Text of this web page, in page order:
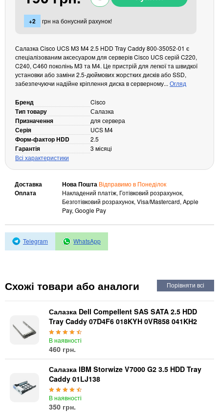
Аксесуари
Фильтри та стабілізатори
Павербанки
Кабелі, роз'єми, перехідники
Акумулятори
Зовнішні блоки живлення
Периферійні пристрої
Монітори
Клавіатури, миші, комплекти
IP-камери
Автономне живлення
Інвертори напруги
Акумулятори для ДБЖ
+2 грн на бонусний рахунок!
Салазка Cisco UCS M3 M4 2.5 HDD Tray Caddy 800-35052-01 є
спеціалізованим аксесуаром для серверів Cisco UCS серій C220,
C240, C460 поколінь M3 та M4. Це пристрій для легкої та швидкої
установки або заміни 2.5-дюймових жорстких дисків або SSD,
забезпечуючи надійне кріплення диска в серверному... Огляд
Бренд Cisco
Тип товару Салазка
Призначення для сервера
Серія UCS M4
Форм-фактор HDD 2.5
Гарантія
3 місяці
Всі характеристики
Доставка Нова Пошта Відправимо в Понеділок
Оплата
Накладений платіж, Готівковий розрахунок,
Безготівковий розрахунок, Visa/Mastercard, Apple
Pay, Google Pay
Telegram WhatsApp
Схожі товари або аналоги
Салазка Dell Compellent SAS SATA 2.5 HDD
Tray Caddy 07D4F6 018KYH 0VR858 041KH2
В наявності
460 грн.
Салазка IBM Storwize V7000 G2 3.5 HDD Tray
Caddy 01LJ138
В наявності
350 грн.